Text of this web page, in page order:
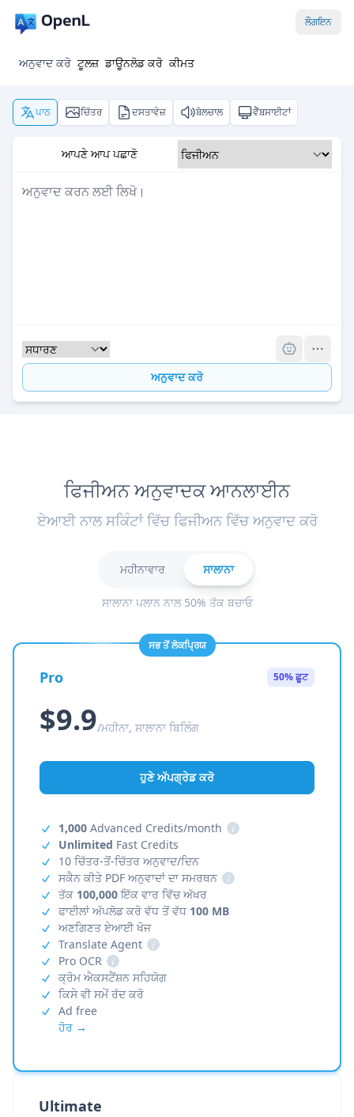
ਲੌਗਇਨ
ਅਨੁਵਾਦ ਕਰੋ ਟੂਲਜ਼ ਡਾਊਨਲੋਡ ਕਰੋ ਕੀਮਤ
ਪਾਠ ਚਿੱਤਰ ਦਸਤਾਵੇਜ਼ ਬੋਲਚਾਲ ਵੈੱਬਸਾਈਟਾਂ
ਆਪਣੇ ਆਪ ਪਛਾਣੋ
ਅਨੁਵਾਦ ਕਰੋ
ਫਿਜੀਅਨ ਅਨੁਵਾਦਕ ਆਨਲਾਈਨ
ਏਆਈ ਨਾਲ ਸਕਿੰਟਾਂ ਵਿੱਚ ਫਿਜੀਅਨ ਵਿੱਚ ਅਨੁਵਾਦ ਕਰੋ
ਮਹੀਨਾਵਾਰ ਸਾਲਾਨਾ
ਸਾਲਾਨਾ ਪਲਾਨ ਨਾਲ 50% ਤੱਕ ਬਚਾਓ
ਸਭ ਤੋਂ ਲੋਕਪ੍ਰਿਯ
Pro 50% ਛੂਟ
$9.9/ਮਹੀਨਾ, ਸਾਲਾਨਾ ਬਿਲਿੰਗ
ਹੁਣੇ ਅੱਪਗ੍ਰੇਡ ਕਰੋ
1,000 Advanced Credits/month
i
Unlimited Fast Credits
10 ਚਿੱਤਰ-ਤੋਂ-ਚਿੱਤਰ ਅਨੁਵਾਦ/ਦਿਨ
ਸਕੈਨ ਕੀਤੇ PDF ਅਨੁਵਾਦਾਂ ਦਾ ਸਮਰਥਨ
i
ਤੱਕ 100,000ਇੱਕ ਵਾਰ ਵਿੱਚ ਅੱਖਰ
ਫਾਈਲਾਂ ਅੱਪਲੋਡ ਕਰੋ ਵੱਧ ਤੋਂ ਵੱਧ 100 MB
ਅਣਗਿਣਤ ਏਆਈ ਖੋਜ
Translate Agent
i
Pro OCR
i
ਕ੍ਰੋਮ ਐਕਸਟੈਂਸ਼ਨ ਸਹਿਯੋਗ
ਕਿਸੇ ਵੀ ਸਮੇਂ ਰੱਦ ਕਰੋ
Ad free
ਹੋਰ →
Ultimate